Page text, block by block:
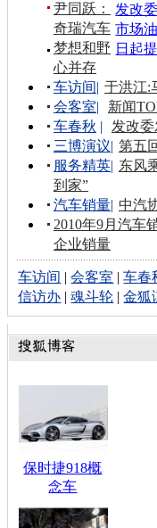
发改
市场
日起
尹同跃：
奇瑞汽车
梦想和野
心并存
车访间| 于洪江:
会客室|
新闻
车春秋 |
发改
三博演议| 第五
服务精英| 东风
到家”
汽车销量| 中汽
2010年9月汽车
企业销量
车访间 |会客室 |车春
信访办 |魂斗轮 |金狐
保时捷918概
念车